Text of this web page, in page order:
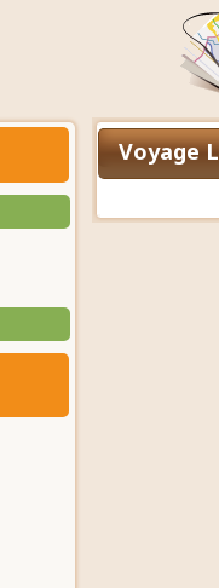
Voyage